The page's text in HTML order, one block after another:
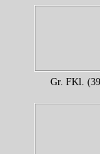
Gr. FKl.